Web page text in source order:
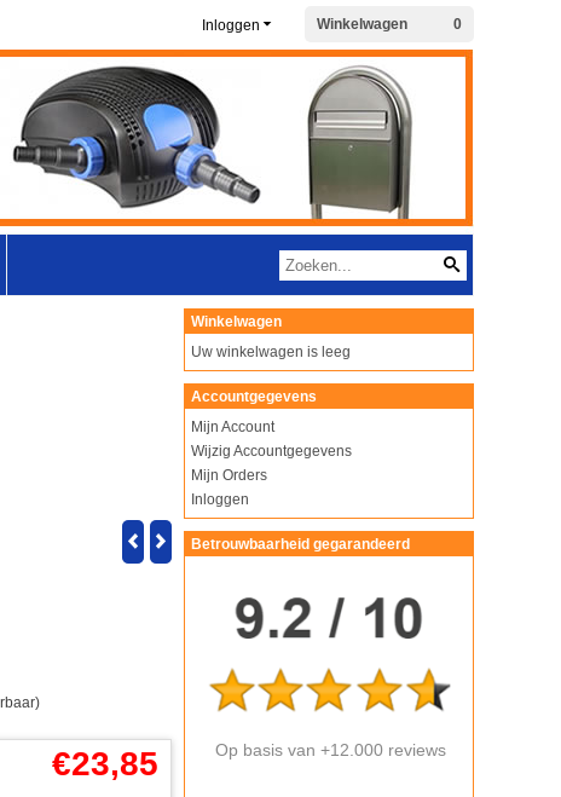
Winkelwagen 0
Inloggen
€23,85
Winkelwagen
Uw winkelwagen is leeg
Accountgegevens
Mijn Account
Wijzig Accountgegevens
Mijn Orders
Inloggen
Betrouwbaarheid gegarandeerd
Op basis van +12.000 reviews